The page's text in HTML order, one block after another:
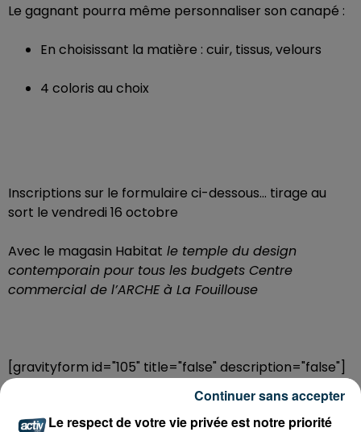
Le gagnant pourra même personnaliser son canapé :
En choisissant la matière : cuir, tissus, velours
4 coloris au choix
Inscriptions sur le formulaire ci-dessous… tirage au
sort le vendredi 16 octobre
Avec le magasin Habitat le temple du design
contemporain pour tous les budgets Centre
commercial de l’ARCHE à La Fouillouse
[gravityform id="105" title="false" description="false"]
Le respect de votre vie privée est notre priorité
Continuer sans accepter